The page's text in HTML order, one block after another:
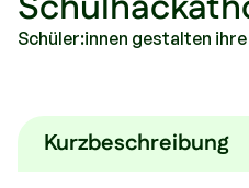
Schüler:innen gestalten
Kurzbeschreibung